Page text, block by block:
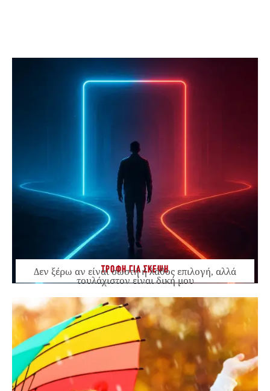
ΤΡΟΦΗ ΓΙΑ ΣΚΕΨΗ
Δεν ξέρω αν είναι σωστή ή λάθος επιλογή, αλλά
τουλάχιστον είναι δική μου